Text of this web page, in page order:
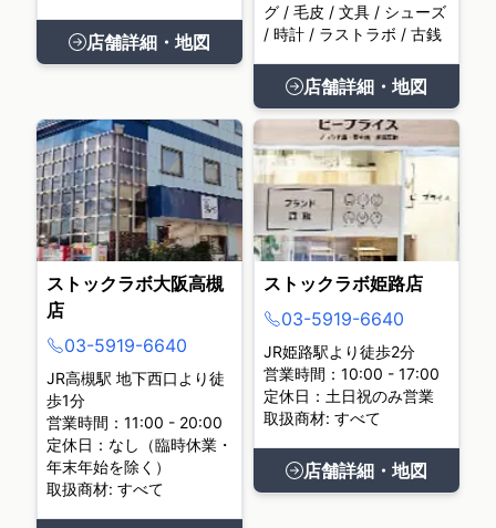
店舗詳細・地図
グ / 毛皮 / 文具 / シューズ
/ 時計 / ラストラボ / 古銭
店舗詳細・地図
ストックラボ大阪高槻
店
03-5919-6640
JR高槻駅 地下西口より徒
歩1分
営業時間：11:00 - 20:00
定休日：なし（臨時休業・
年末年始を除く）
取扱商材: すべて
ストックラボ姫路店
03-5919-6640
JR姫路駅より徒歩2分
営業時間：10:00 - 17:00
定休日：土日祝のみ営業
取扱商材: すべて
店舗詳細・地図